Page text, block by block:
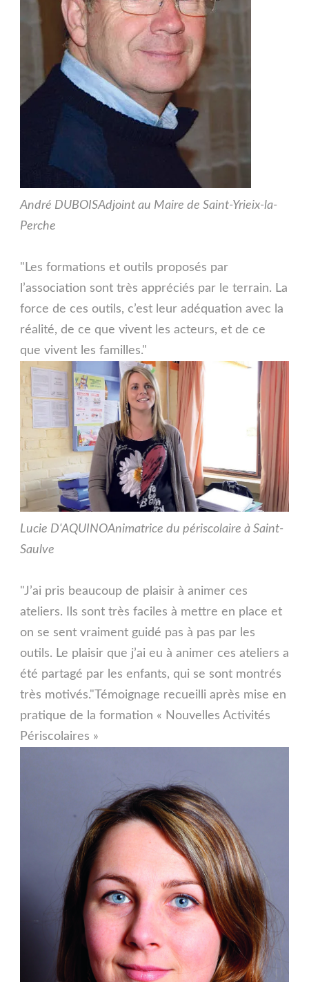
André DUBOISAdjoint au Maire de Saint-Yrieix-la-
Perche
"Les formations et outils proposés par
l’association sont très appréciés par le terrain. La
force de ces outils, c’est leur adéquation avec la
réalité, de ce que vivent les acteurs, et de ce
que vivent les familles."
Lucie D'AQUINOAnimatrice du périscolaire à Saint-
Saulve
"J’ai pris beaucoup de plaisir à animer ces
ateliers. Ils sont très faciles à mettre en place et
on se sent vraiment guidé pas à pas par les
outils. Le plaisir que j’ai eu à animer ces ateliers a
été partagé par les enfants, qui se sont montrés
très motivés."Témoignage recueilli après mise en
pratique de la formation « Nouvelles Activités
Périscolaires »